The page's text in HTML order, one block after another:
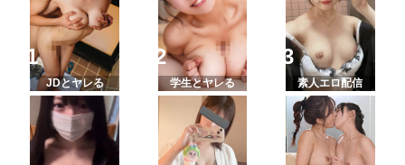
JDとヤレる 学生とヤレる 素人エロ配信